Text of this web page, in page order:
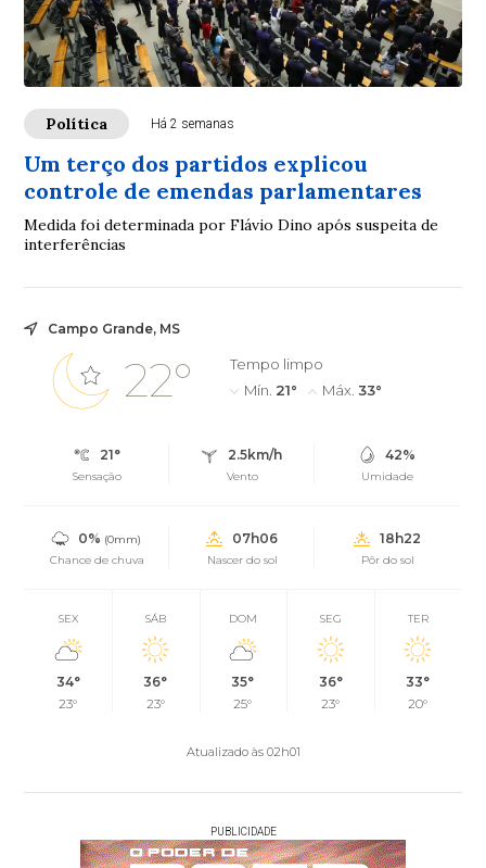
Política Há 2 semanas
Um terço dos partidos explicou
controle de emendas parlamentares
Medida foi determinada por Flávio Dino após suspeita de
interferências
Campo Grande, MS
22°
Tempo limpo
Mín. 21° Máx. 33°
21°
Sensação
2.5km/h
Vento
42%
Umidade
0% (0mm)
Chance de chuva
07h06
Nascer do sol
18h22
Pôr do sol
SEX
34°
23°
SÁB
36°
23°
DOM
35°
25°
SEG
36°
23°
TER
33°
20°
Atualizado às 02h01
PUBLICIDADE